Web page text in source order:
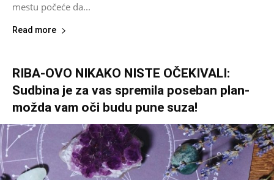
mestu počeće da...
Read more
RIBA-OVO NIKAKO NISTE OČEKIVALI:
Sudbina je za vas spremila poseban plan-
možda vam oči budu pune suza!